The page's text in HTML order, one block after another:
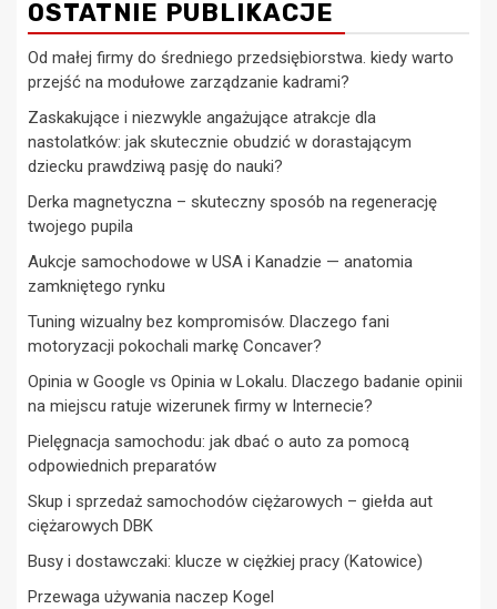
OSTATNIE PUBLIKACJE
Od małej firmy do średniego przedsiębiorstwa. kiedy warto
przejść na modułowe zarządzanie kadrami?
Zaskakujące i niezwykle angażujące atrakcje dla
nastolatków: jak skutecznie obudzić w dorastającym
dziecku prawdziwą pasję do nauki?
Derka magnetyczna – skuteczny sposób na regenerację
twojego pupila
Aukcje samochodowe w USA i Kanadzie — anatomia
zamkniętego rynku
Tuning wizualny bez kompromisów. Dlaczego fani
motoryzacji pokochali markę Concaver?
Opinia w Google vs Opinia w Lokalu. Dlaczego badanie opinii
na miejscu ratuje wizerunek firmy w Internecie?
Pielęgnacja samochodu: jak dbać o auto za pomocą
odpowiednich preparatów
Skup i sprzedaż samochodów ciężarowych – giełda aut
ciężarowych DBK
Busy i dostawczaki: klucze w ciężkiej pracy (Katowice)
Przewaga używania naczep Kogel